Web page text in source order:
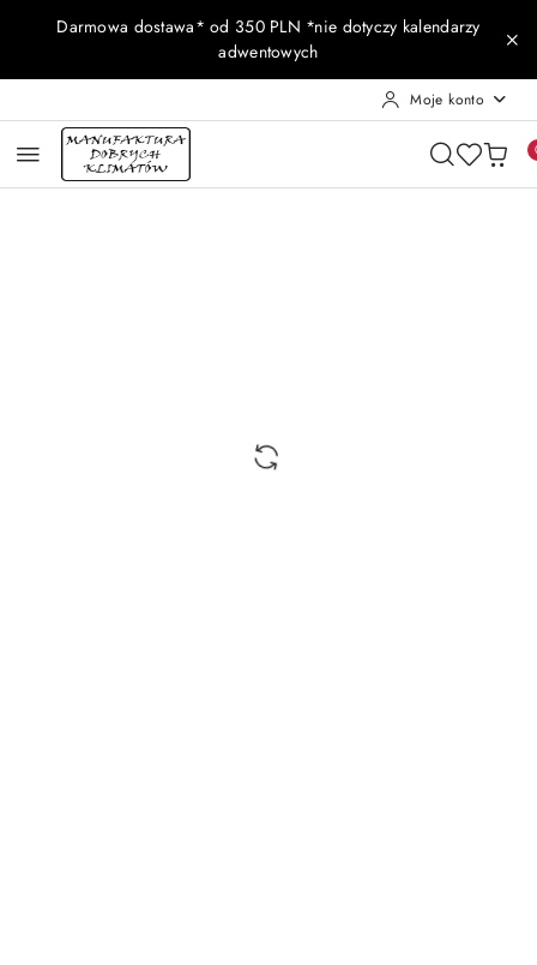
Przejdź do treści głównej
Przejdź do wyszukiwarki
Przejdź do moje konto
Przejdź do menu głównego
Przejdź do opisu produktu
Przejdź do stopki
Darmowa dostawa* od 350 PLN *nie dotyczy kalendarzy
adwentowych
Moje konto